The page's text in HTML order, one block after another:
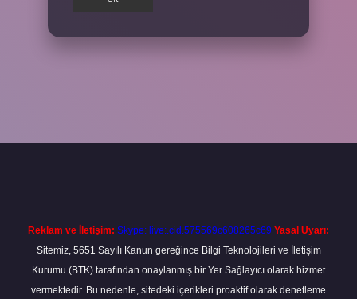
Reklam ve İletişim: Skype: live:.cid.575569c608265c69 Yasal Uyarı:
Sitemiz, 5651 Sayılı Kanun gereğince Bilgi Teknolojileri ve İletişim
Kurumu (BTK) tarafından onaylanmış bir Yer Sağlayıcı olarak hizmet
vermektedir. Bu nedenle, sitedeki içerikleri proaktif olarak denetleme